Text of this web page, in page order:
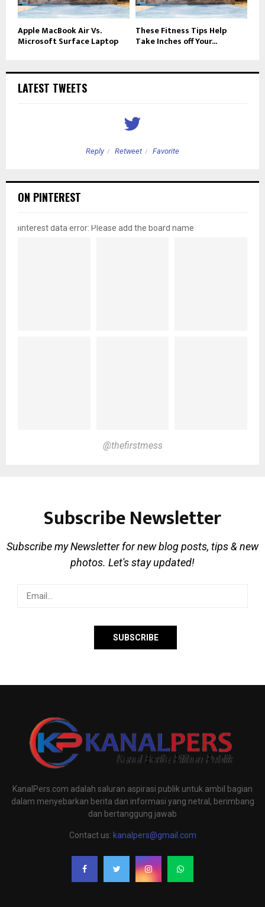
Apple MacBook Air Vs.
Microsoft Surface Laptop
These Fitness Tips Help
Take Inches off Your...
LATEST TWEETS
Reply Retweet Favorite
ON PINTEREST
pinterest data error: Please add the board name
@thefirstmess
Subscribe Newsletter
Subscribe my Newsletter for new blog posts, tips & new
photos. Let's stay updated!
KanalPers.com adalah saluran aspirasi publik untuk ambil bagian
dalam menyebarkan berita dan informasi yang netral, berimbang
dan bertanggung jawab
Contact us: kanalpers@gmail.com